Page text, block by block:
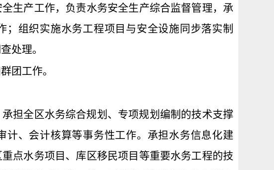
生产工作，负责水务安全生产综合监督管理，承
组织实施水务工程项目与安全设施同步落实制
处理。
团工作。
承担全区水务综合规划、专项规划编制的技术支撑
计、会计核算等事务性工作。承担水务信息化建
点水务项目、库区移民项目等重要水务工程的技